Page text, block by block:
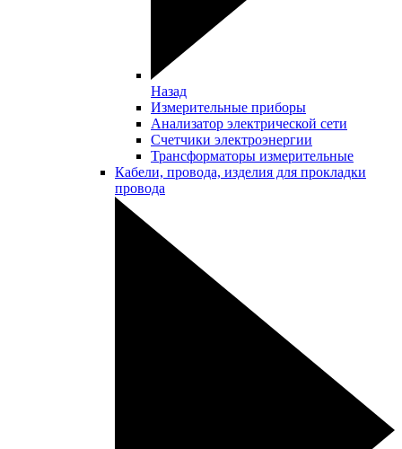
Назад
Измерительные приборы
Анализатор электрической сети
Счетчики электроэнергии
Трансформаторы измерительные
Кабели, провода, изделия для прокладки
провода